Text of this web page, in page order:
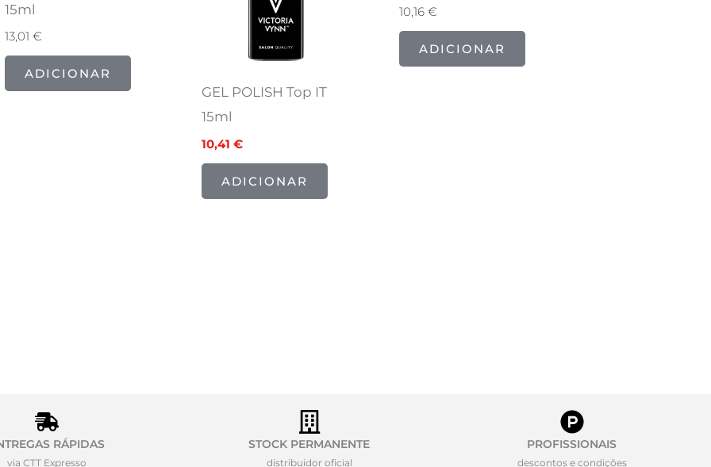
15ml
13,01€
ADICIONAR
GEL POLISH Top IT
15ml
10,41€
ADICIONAR
10,16 €
ADICIONAR
RÁPIDAS
via CTT Expresso
STOCK PERMANENTE
distribuidor oficial
PROFISSIONAIS
descontos e condições